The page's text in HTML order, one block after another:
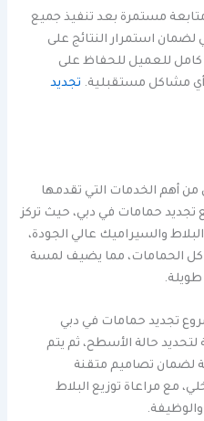
مستمرة بعد تنفيذ جميع
استمرار النتائج على
كامل للعميل للحفاظ على
أي مشاكل مستقبلية. تجديد
أهم الخدمات التي تقدمها
حمامات في دبي، حيث تركز
والسيراميك عالي الجودة،
الحمامات، مما يضيف لمسة
تجديد حمامات في دبي
حالة الأسطح، ثم يتم
لضمان تصاميم متقنة
مع مراعاة توزيع البلاط